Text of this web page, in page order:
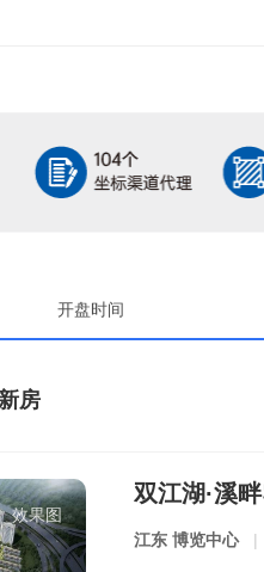
开盘时间
房
效果图
双江湖·溪
江东 博览中心 |